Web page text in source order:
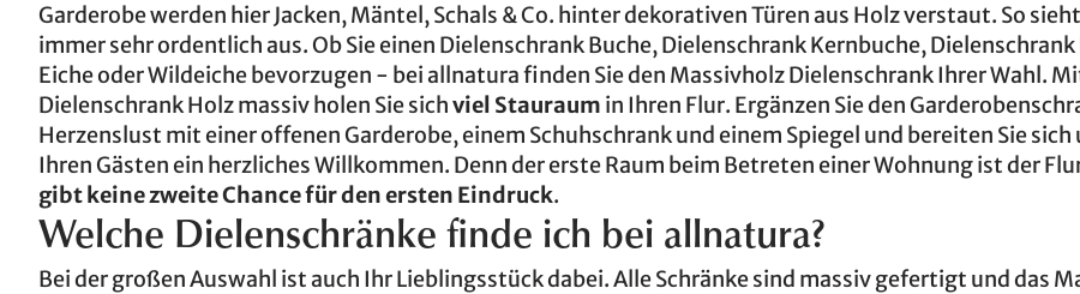
Garderobe werden hier Jacken, Mäntel, Schals & Co. hinter dekorativen Türen aus Holz verstaut. So
immer sehr ordentlich aus. Ob Sie einen Dielenschrank Buche, Dielenschrank Kernbuche,
Eiche oder Wildeiche bevorzugen - bei allnatura finden Sie den Massivholz Dielenschrank Ihrer Wahl.
Dielenschrank Holz massiv holen Sie sichviel Stauraum in Ihren Flur. Ergänzen Sie den
Herzenslust mit einer offenen Garderobe, einem Schuhschrank und einem Spiegel und bereiten Sie sich
Ihren Gästen ein herzliches Willkommen. Denn der erste Raum beim Betreten einer Wohnung ist der
gibt keine zweite Chance für den ersten Eindruck.
Welche Dielenschränke finde ich bei allnatura?
Bei der großen Auswahl ist auch Ihr Lieblingsstück dabei. Alle Schränke sind massiv gefertigt und das